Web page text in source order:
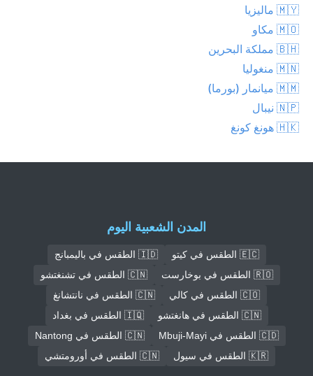
🇲🇾 ماليزيا
🇲🇴 مكاو
🇧🇭 مملكة البحرين
🇲🇳 منغوليا
🇲🇲 ميانمار (بورما)
🇳🇵 نيبال
🇭🇰 هونغ كونغ
المدن الشعبية اليوم
🇪🇨 الطقس في كيتو
🇮🇩 الطقس في باليمبانج
🇷🇴 الطقس في بوخارست
🇨🇳 الطقس في تشنغتشو
🇨🇴 الطقس في كالي
🇨🇳 الطقس في نانتشانغ
🇨🇳 الطقس في هانغتشو
🇮🇶 الطقس في بغداد
🇨🇩 الطقس في Mbuji-Mayi
🇨🇳 الطقس في Nantong
🇰🇷 الطقس في سيول
🇨🇳 الطقس في أورومتشي